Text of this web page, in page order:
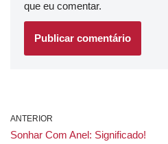
que eu comentar.
ANTERIOR
Sonhar Com Anel: Significado!